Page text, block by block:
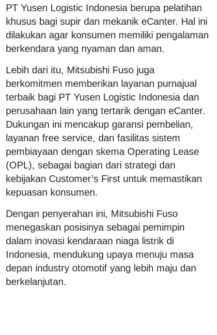
PT Yusen Logistic Indonesia berupa pelatihan
khusus bagi supir dan mekanik eCanter. Hal ini
dilakukan agar konsumen memiliki pengalaman
berkendara yang nyaman dan aman.
Lebih dari itu, Mitsubishi Fuso juga
berkomitmen memberikan layanan purnajual
terbaik bagi PT Yusen Logistic Indonesia dan
perusahaan lain yang tertarik dengan eCanter.
Dukungan ini mencakup garansi pembelian,
layanan free service, dan fasilitas sistem
pembiayaan dengan skema Operating Lease
(OPL), sebagai bagian dari strategi dan
kebijakan Customer’s First untuk memastikan
kepuasan konsumen.
Dengan penyerahan ini, Mitsubishi Fuso
menegaskan posisinya sebagai pemimpin
dalam inovasi kendaraan niaga listrik di
Indonesia, mendukung upaya menuju masa
depan industry otomotif yang lebih maju dan
berkelanjutan.